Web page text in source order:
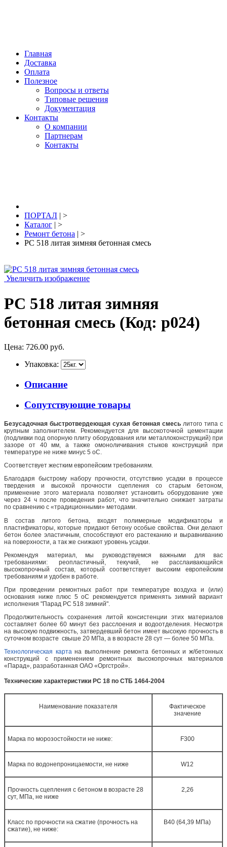
Главная
Доставка
Оплата
Полезное
Вопросы и ответы
Типовые решения
Документация
Контакты
О компании
Партнерам
Контакты
ПОРТАЛ | >
Каталог | >
Ремонт бетона | >
РС 518 литая зимняя бетонная смесь
Увеличить изображение
РС 518 литая зимняя
бетонная смесь (Код: p024)
Цена: 726.00 руб.
Упаковка:
Описание
Сопутствующие товары
Безусадочная быстротвердеющая сухая бетонная смесь литого типа с
крупным заполнителем. Рекомендуется для высокоточной цементации
(подливки под опорную плиту оборудования или металлоконструкций) при
зазоре от 40 мм, а также омоноличивания стыков конструкций при
температуре не ниже минус 5 оС.
Соответствует жестким европейским требованиям.
Благодаря быстрому набору прочности, отсутствию усадки в процессе
твердения и высокой прочности сцепления со старым бетоном,
применение этого материала позволяет установить оборудование уже
через 24 ч после проведения работ, что значительно снижает затраты
по сравнению с «традиционными» методами.
В состав литого бетона, входят полимерные модификаторы и
пластификаторы, которые придают бетону особые свойства. Они делают
бетон более эластичным, способствуют его растеканию и выравниванию
на поверхности, а так же снижают уровень усадки.
Рекомендуя материал, мы руководствуемся важными для вас
требованиями: реопластичный, текучий, не расслаивающийся
высокопрочный состав, который соответствует высоким европейским
требованиям и удобен в работе.
При проведении ремонтных работ при температуре воздуха и (или)
основания ниже плюс 5 оС рекомендуется применять зимний вариант
исполнения "Парад РС 518 зимний".
Продолжительность сохранения литой консистенции этих материалов
составляет более 60 минут без расслоения и водоотделения. Несмотря
на высокую подвижность, затвердевший бетон имеет высокую прочность в
суточном возрасте свыше 20 МПа, а в возрасте 28 сут — более 50 МПа.
Технологическая картана выполнение ремонта бетонных и ж/бетонных
конструкций с применением ремонтных высокопрочных материалов
«Парад», разработанная ОАО «Оргстрой».
Технические характеристики РС 18 по СТБ 1464-2004
Наименование показателя
Фактическое
значение
Марка по морозостойкости не ниже: F300
Марка по водонепроницаемости, не ниже W12
Прочность сцепления с бетоном в возрасте 28
сут, МПа, не ниже
2,26
Класс по прочности на сжатие (прочность на
сжатие), не ниже:
B40 (64,39 МПа)